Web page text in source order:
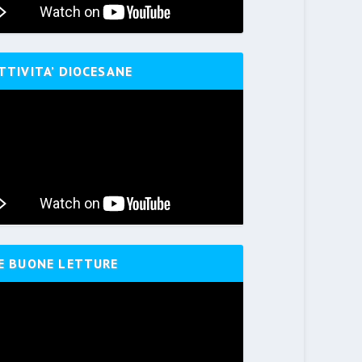
DIOCESANE
BUONE LETTURE